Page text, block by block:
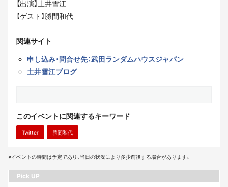
【出演】土井雪江
【ゲスト】勝間和代
関連サイト
申し込み・問合せ先：武田ランダムハウスジャパン
土井雪江ブログ
このイベントに関連するキーワード
Twitter 勝間和代
※イベントの時間は予定であり、当日の状況により多少前後する場合があります。
Pick UP